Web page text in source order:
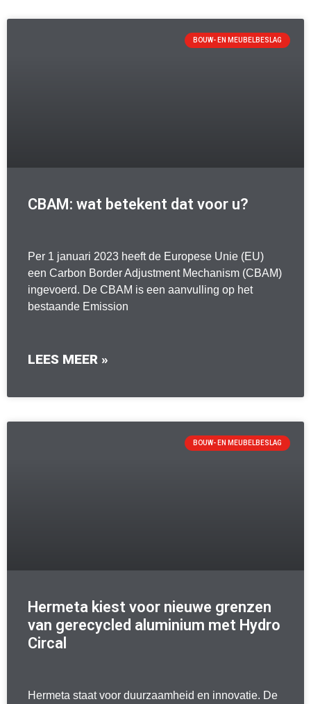
BOUW- EN MEUBELBESLAG
CBAM: wat betekent dat voor u?
Per 1 januari 2023 heeft de Europese Unie (EU)
een Carbon Border Adjustment Mechanism (CBAM)
ingevoerd. De CBAM is een aanvulling op het
bestaande Emission
LEES MEER »
BOUW- EN MEUBELBESLAG
Hermeta kiest voor nieuwe grenzen
van gerecycled aluminium met Hydro
Circal
Hermeta staat voor duurzaamheid en innovatie. De